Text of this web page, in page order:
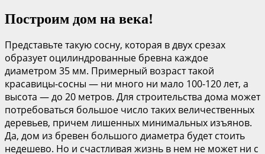
Построим дом на века!
Представьте такую сосну, которая в двух срезах
образует оцилиндрованные бревна каждое
диаметром 35 мм. Примерный возраст такой
красавицы-сосны — ни много ни мало 100-120 лет, а
высота — до 20 метров. Для строительства дома может
потребоваться большое число таких величественных
деревьев, причем лишенных минимальных изъянов.
Да, дом из бревен большого диаметра будет стоить
недешево. Но и счастливая жизнь в нем не может ни с